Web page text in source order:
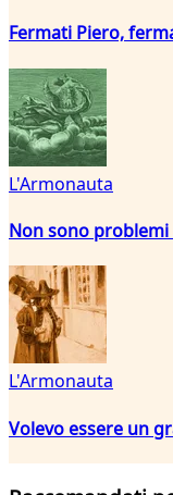
Fermati Piero,
L'Armonauta
Non sono
L'Armonauta
Volevo essere un